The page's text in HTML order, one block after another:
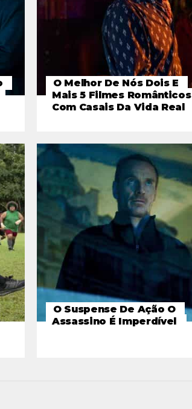
O Melhor De Nós Dois E
Mais 5 Filmes Românticos
Com Casais Da Vida Real
O Suspense De Ação O
Assassino É Imperdível